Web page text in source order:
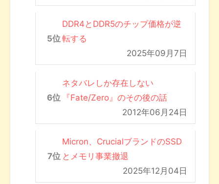
DDR4とDDR5のチップ価格が逆
転する
2025年09月7日
ネタバレしか存在しない
『Fate/Zero』のその後の話
2012年06月24日
Micron、CrucialブランドのSSD
とメモリ事業撤退
2025年12月04日